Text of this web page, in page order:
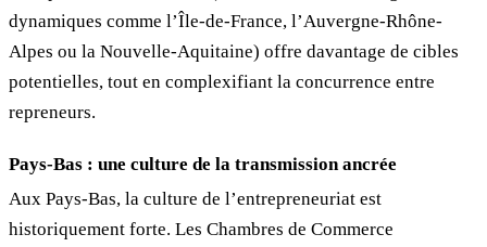
dynamiques comme l’Île-de-France, l’Auvergne-Rhône-
Alpes ou la Nouvelle-Aquitaine) offre davantage de cibles
potentielles, tout en complexifiant la concurrence entre
repreneurs.
Pays-Bas : une culture de la transmission ancrée
Aux Pays-Bas, la culture de l’entrepreneuriat est
historiquement forte. Les Chambres de Commerce